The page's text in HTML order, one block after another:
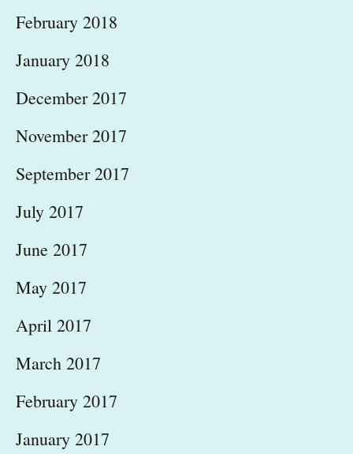
February 2018
January 2018
December 2017
November 2017
September 2017
July 2017
June 2017
May 2017
April 2017
March 2017
February 2017
January 2017